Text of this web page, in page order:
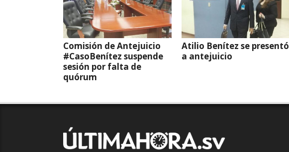
Comisión de Antejuicio
#CasoBenítez suspende
sesión por falta de
quórum
Atilio Benítez se presentó
a antejuicio